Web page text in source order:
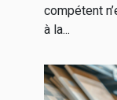
compétent
à la...